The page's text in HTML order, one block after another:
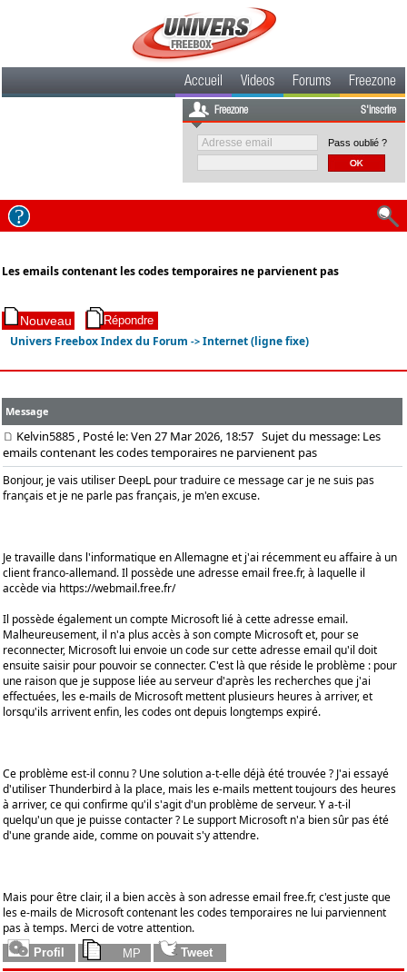
Accueil Videos Forums Freezone
Freezone S'inscrire
Pass oublié ?
Les emails contenant les codes temporaires ne parvienent pas
Univers Freebox Index du Forum ->Internet (ligne fixe)
Message
Kelvin5885 , Posté le: Ven 27 Mar 2026, 18:57 Sujet du message: Les
emails contenant les codes temporaires ne parvienent pas
Bonjour, je vais utiliser DeepL pour traduire ce message car je ne suis pas
français et je ne parle pas français, je m'en excuse.
Je travaille dans l'informatique en Allemagne et j'ai récemment eu affaire à un
client franco-allemand. Il possède une adresse email free.fr, à laquelle il
accède via https://webmail.free.fr/
Il possède également un compte Microsoft lié à cette adresse email.
Malheureusement, il n'a plus accès à son compte Microsoft et, pour se
reconnecter, Microsoft lui envoie un code sur cette adresse email qu'il doit
ensuite saisir pour pouvoir se connecter. C'est là que réside le problème : pour
une raison que je suppose liée au serveur d'après les recherches que j'ai
effectuées, les e-mails de Microsoft mettent plusieurs heures à arriver, et
lorsqu'ils arrivent enfin, les codes ont depuis longtemps expiré.
Ce problème est-il connu ? Une solution a-t-elle déjà été trouvée ? J'ai essayé
d'utiliser Thunderbird à la place, mais les e-mails mettent toujours des heures
à arriver, ce qui confirme qu'il s'agit d'un problème de serveur. Y a-t-il
quelqu'un que je puisse contacter ? Le support Microsoft n'a bien sûr pas été
d'une grande aide, comme on pouvait s'y attendre.
Mais pour être clair, il a bien accès à son adresse email free.fr, c'est juste que
les e-mails de Microsoft contenant les codes temporaires ne lui parviennent
pas à temps. Merci de votre attention.